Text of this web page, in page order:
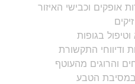
אופקים וכבישי האיזור
בגופות
ודיווחי התקשורת
והרוגים מהעוטף
במסיבת הטבע